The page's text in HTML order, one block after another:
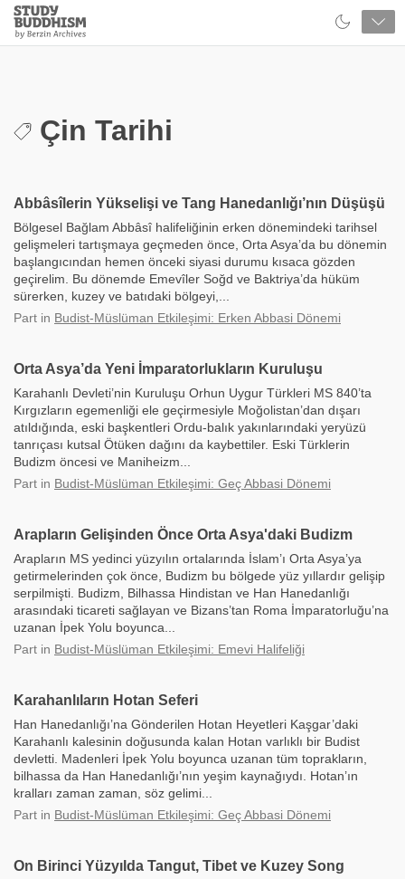
Close
Study
Buddhism
Çin Tarihi
Abbâsîlerin Yükselişi ve Tang Hanedanlığı’nın Düşüşü
Bölgesel Bağlam Abbâsî halifeliğinin erken dönemindeki tarihsel
gelişmeleri tartışmaya geçmeden önce, Orta Asya’da bu dönemin
başlangıcından hemen önceki siyasi durumu kısaca gözden
geçirelim. Bu dönemde Emevîler Soğd ve Baktriya’da hüküm
sürerken, kuzey ve batıdaki bölgeyi,...
Part in Budist-Müslüman Etkileşimi: Erken Abbasi Dönemi
Orta Asya’da Yeni İmparatorlukların Kuruluşu
Karahanlı Devleti’nin Kuruluşu Orhun Uygur Türkleri MS 840’ta
Kırgızların egemenliği ele geçirmesiyle Moğolistan’dan dışarı
atıldığında, eski başkentleri Ordu-balık yakınlarındaki yeryüzü
tanrıçası kutsal Ötüken dağını da kaybettiler. Eski Türklerin
Budizm öncesi ve Maniheizm...
Part in Budist-Müslüman Etkileşimi: Geç Abbasi Dönemi
Arapların Gelişinden Önce Orta Asya'daki Budizm
Arapların MS yedinci yüzyılın ortalarında İslam’ı Orta Asya’ya
getirmelerinden çok önce, Budizm bu bölgede yüz yıllardır gelişip
serpilmişti. Budizm, Bilhassa Hindistan ve Han Hanedanlığı
arasındaki ticareti sağlayan ve Bizans’tan Roma İmparatorluğu’na
uzanan İpek Yolu boyunca...
Part in Budist-Müslüman Etkileşimi: Emevi Halifeliği
Karahanlıların Hotan Seferi
Han Hanedanlığı’na Gönderilen Hotan Heyetleri Kaşgar’daki
Karahanlı kalesinin doğusunda kalan Hotan varlıklı bir Budist
devletti. Madenleri İpek Yolu boyunca uzanan tüm toprakların,
bilhassa da Han Hanedanlığı’nın yeşim kaynağıydı. Hotan’ın
kralları zaman zaman, söz gelimi...
Part in Budist-Müslüman Etkileşimi: Geç Abbasi Dönemi
On Birinci Yüzyılda Tangut, Tibet ve Kuzey Song